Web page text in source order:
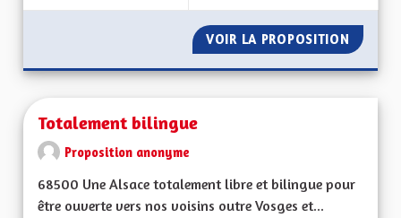
VOIR LA PROPOSITION
Totalement bilingue
Proposition anonyme
68500 Une Alsace totalement libre et bilingue pour
être ouverte vers nos voisins outre Vosges et...